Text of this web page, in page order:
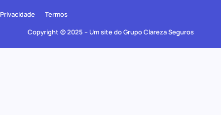
Copyright © 2025 – Um site do Grupo Clareza Seguros
Privacidade Termos